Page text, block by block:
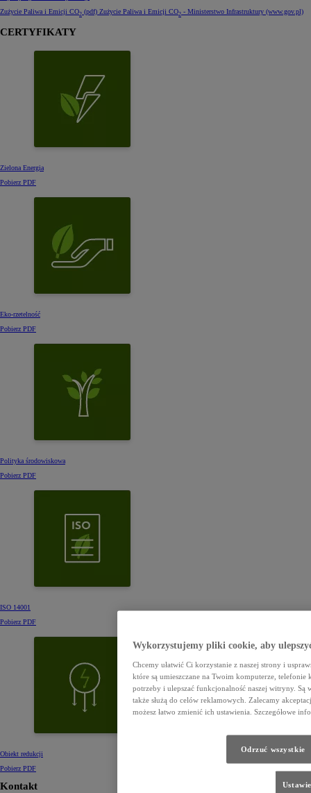
Zużycie Paliwa i Emicji CO2 (pdf) Zużycie Paliwa i Emicji CO2 - Ministerstwo Infrastruktury (www.gov.pl)
CERTYFIKATY
Zielona Energia
Pobierz PDF
Eko-rzetelność
Pobierz PDF
Polityka środowiskowa
Pobierz PDF
ISO 14001
Pobierz PDF
Obiekt redukcji
Pobierz PDF
Kontakt
Wykorzystujemy pliki cookie, aby
Chcemy ułatwić Ci korzystanie z naszej strony i
które są umieszczane na Twoim komputerze,
potrzeby i ulepszać funkcjonalność naszej witryny. Są
także służą do celów reklamowych. Zalecamy
możesz łatwo zmienić ich ustawienia. Szczegółowe
Odrzuć wszystkie